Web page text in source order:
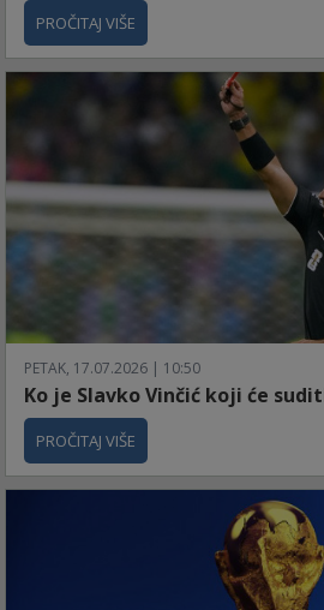
PROČITAJ VIŠE
PETAK, 17.07.2026 | 10:50
Ko je Slavko Vinčić koji će
PROČITAJ VIŠE